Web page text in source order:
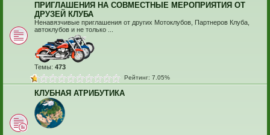
ПРИГЛАШЕНИЯ НА СОВМЕСТНЫЕ МЕРОПРИЯТИЯ ОТ
ДРУЗЕЙ КЛУБА
Ненавязчивые приглашения от других Мотоклубов, Партнеров Клуба,
автоклубов и не только ...
Темы: 473
Рейтинг: 7.05%
КЛУБНАЯ АТРИБУТИКА